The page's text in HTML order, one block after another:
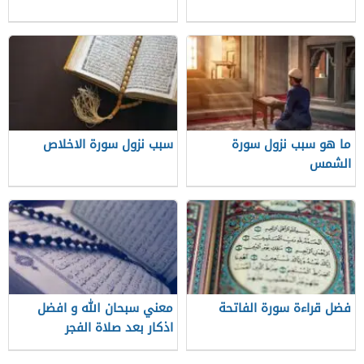
ما هو سبب نزول سورة
الشمس
سبب نزول سورة الاخلاص
فضل قراءة سورة الفاتحة
معني سبحان الله و افضل
اذكار بعد صلاة الفجر